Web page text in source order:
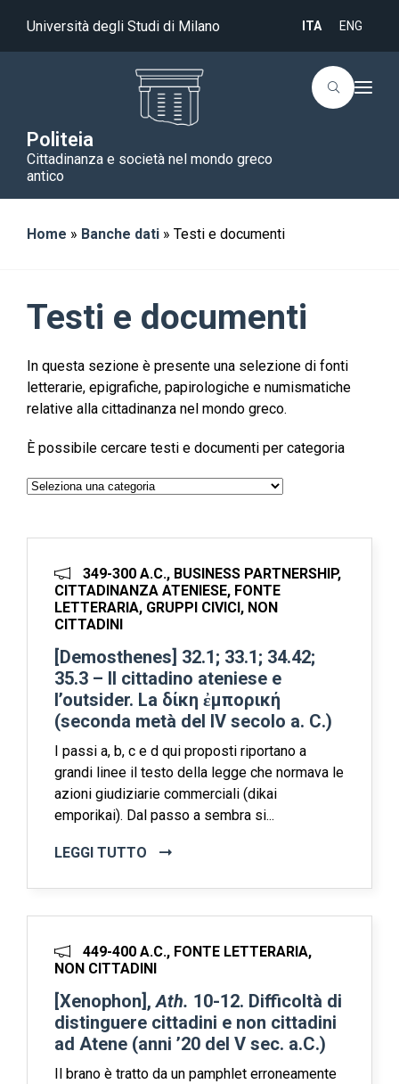
Università degli Studi di Milano ITA ENG
Politeia
Cittadinanza e società nel mondo greco
antico
T
v
Home » Banche dati » Testi e documenti
Testi e documenti
In questa sezione è presente una selezione di fonti
letterarie, epigrafiche, papirologiche e numismatiche
relative alla cittadinanza nel mondo greco.
È possibile cercare testi e documenti per categoria
Categorie
349-300 A.C., BUSINESS PARTNERSHIP,
CITTADINANZA ATENIESE, FONTE
LETTERARIA, GRUPPI CIVICI, NON
CITTADINI
[Demosthenes] 32.1; 33.1; 34.42;
35.3 – Il cittadino ateniese e
l’outsider. La δίκη ἐμπορική
(seconda metà del IV secolo a. C.)
I passi a, b, c e d qui proposti riportano a
grandi linee il testo della legge che normava le
azioni giudiziarie commerciali (dikai
emporikai). Dal passo a sembra si...
LEGGI TUTTO
449-400 A.C., FONTE LETTERARIA,
NON CITTADINI
[Xenophon],Ath. 10-12. Difficoltà di
distinguere cittadini e non cittadini
ad Atene (anni ’20 del V sec. a.C.)
Il brano è tratto da un pamphlet erroneamente